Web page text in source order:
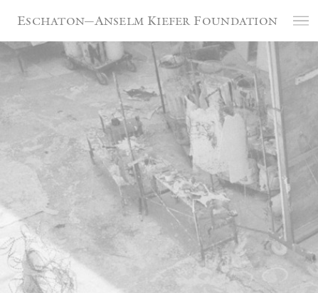
Eschaton—Anselm Kiefer Foundation